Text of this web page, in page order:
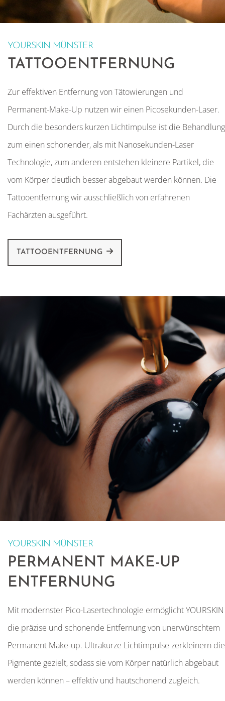
YOURSKIN MÜNSTER
TATTOOENTFERNUNG
Zur effektiven Entfernung von Tätowierungen und
Permanent-Make-Up nutzen wir einen Picosekunden-Laser.
Durch die besonders kurzen Lichtimpulse ist die Behandlung
zum einen schonender, als mit Nanosekunden-Laser
Technologie, zum anderen entstehen kleinere Partikel, die
vom Körper deutlich besser abgebaut werden können. Die
Tattooentfernung wir ausschließlich von erfahrenen
Fachärzten ausgeführt.
TATTOOENTFERNUNG
YOURSKIN MÜNSTER
PERMANENT MAKE-UP
ENTFERNUNG
Mit modernster Pico-Lasertechnologie ermöglicht YOURSKIN
die präzise und schonende Entfernung von unerwünschtem
Permanent Make-up. Ultrakurze Lichtimpulse zerkleinern die
Pigmente gezielt, sodass sie vom Körper natürlich abgebaut
werden können – effektiv und hautschonend zugleich.